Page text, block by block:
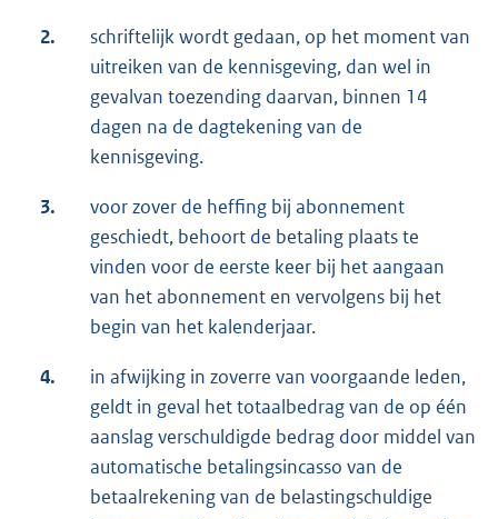
2.
schriftelijk wordt gedaan, op het moment van
uitreiken van de kennisgeving, dan wel in
gevalvan toezending daarvan, binnen 14
dagen na de dagtekening van de
kennisgeving.
3.
voor zover de heffing bij abonnement
geschiedt, behoort de betaling plaats te
vinden voor de eerste keer bij het aangaan
van het abonnement en vervolgens bij het
begin van het kalenderjaar.
4.
in afwijking in zoverre van voorgaande leden,
geldt in geval het totaalbedrag van de op één
aanslag verschuldigde bedrag door middel van
automatische betalingsincasso van de
betaalrekening van de belastingschuldige